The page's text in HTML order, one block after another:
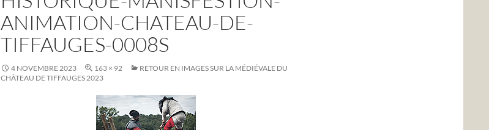
ANIMATION-CHATEAU-DE-
TIFFAUGES-0008S
4 NOVEMBRE 2023 163 × 92
RETOUR EN IMAGES SUR LA MÉDIÉVALE DU
CHÂTEAU DE TIFFAUGES 2023